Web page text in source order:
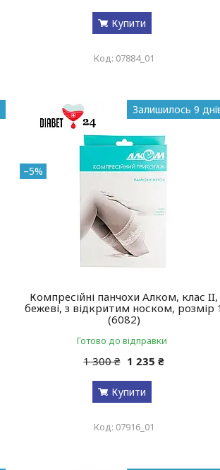
Купити
07884_01
–5%
Залишилось 9
Компресійні панчохи Алком, клас II,
бежеві, з відкритим носком, розмір 1
(6082)
Готово до відправки
1 300 ₴ 1 235 ₴
Купити
07916_01